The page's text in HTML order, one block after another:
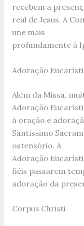
recebem a
real de Jesus. A
une mais
profundamente à
Adoração
Além da Missa,
Adoração
à oração e
Santíssimo
ostensório. A
Adoração
fiéis passarem
adoração da
Corpus Christi